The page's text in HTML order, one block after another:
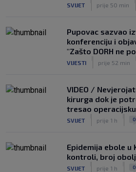
SVIJET prije 50 min
Pupovac sazvao
konferenciju i
"Zašto DORH ne
VIJESTI prije 52 min
VIDEO /
kirurga dok je
tresao
SVIJET prije 1 h 0
Epidemija ebole u
kontroli, broj
SVIJET prije 1 h 0